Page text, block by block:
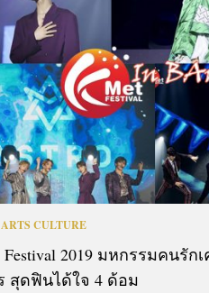
CULTURE
2019 มหกรรมคนรัก
สุดฟินได้ใจ 4 ด้อม